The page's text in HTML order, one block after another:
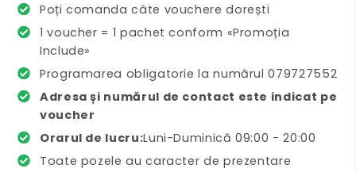
Poți comanda câte vouchere dorești
1 voucher = 1 pachet conform «Promoția
Include»
Programarea obligatorie la numărul 079727552
Adresa și numărul de contact este indicat pe
voucher
Orarul de lucru:Luni-Duminică 09:00 - 20:00
Toate pozele au caracter de prezentare